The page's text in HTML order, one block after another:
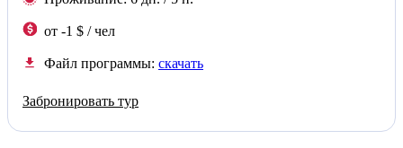
от -1 $ / чел
Файл программы: скачать
Забронировать тур